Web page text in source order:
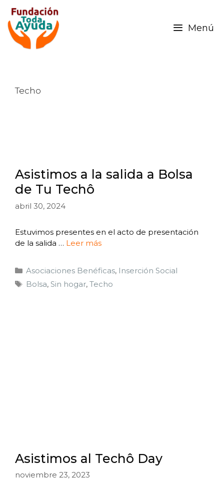
Menú
Techo
Asistimos a la salida a Bolsa
de Tu Techô
abril 30, 2024
Estuvimos presentes en el acto de presentación
de la salida … Leer más
Asociaciones Benéficas, Inserción Social
Bolsa, Sin hogar, Techo
Asistimos al Techô Day
noviembre 23, 2023